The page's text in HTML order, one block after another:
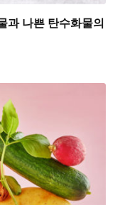
과 나쁜 탄수화물의